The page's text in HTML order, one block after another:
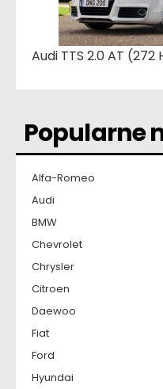
Audi TTS 2.0 AT
Popularne
Alfa-Romeo
Audi
BMW
Chevrolet
Chrysler
Citroen
Daewoo
Fiat
Ford
Hyundai